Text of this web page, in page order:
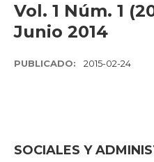
Vol. 1 Núm. 1
Junio 2014
PUBLICADO: 2015-02-24
SOCIALES Y